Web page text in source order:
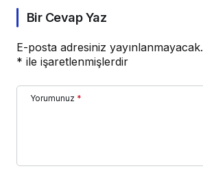
Bir Cevap Yaz
E-posta adresiniz yayınlanmayacak.
* ile işaretlenmişlerdir
Yorumunuz *